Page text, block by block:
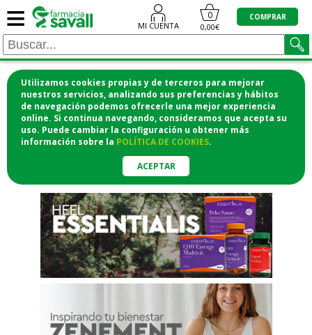
Utilizamos cookies propias y de terceros para mejorar
nuestros servicios, analizando sus preferencias y hábitos
de navegación podemos ofrecerle una mejor experiencia
online. Si continua navegando, consideramos que acepta su
uso. Puede cambiar la configuración u obtener más
información sobre la POLÍTICA DE COOKIES.
ACEPTAR
≡ MI CUENTA
0
0,00€
COMPRAR
¡COMPRA CÓMODAMENTE
DESDE CASA Y RECOGE EN LA
FARMACIA!o si lo prefieres te lo mandamos
a casa